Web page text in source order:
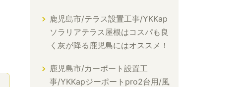
鹿児島市/テラス設置工事/YKKap
ソラリアテラス屋根はコスパも良
く灰が降る鹿児島にはオススメ！
鹿児島市/カーポート設置工
事/YKKapジーポートpro2台用/風